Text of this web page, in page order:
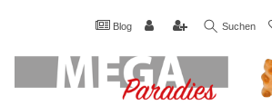
Blog Suchen